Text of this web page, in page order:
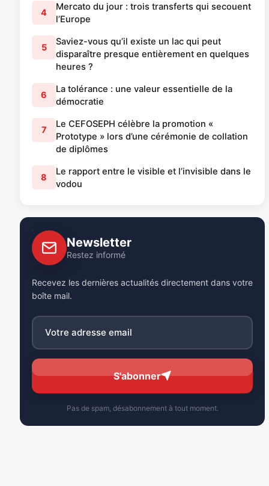
4
Mercato du jour : trois transferts qui secouent
l’Europe
5
Saviez-vous qu’il existe un lac qui peut
disparaître presque entièrement en quelques
heures ?
6
La tolérance : une valeur essentielle de la
démocratie
7
Le CEFOSEPH célèbre la promotion «
Prototype » lors d’une cérémonie de collation
de diplômes
8
Le rapport entre le visible et l’invisible dans le
vodou
Newsletter
Restez informé
Recevez les dernières actualités directement dans votre
boîte mail.
S'abonner
Pas de spam, désabonnement à tout moment.